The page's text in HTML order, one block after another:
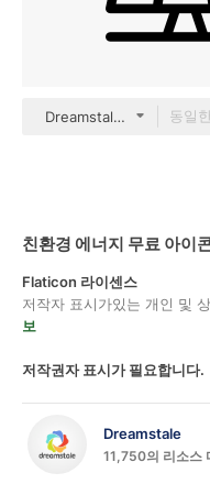
Dreamstale Lineal
친환경 에너지 무료 아이
Flaticon 라이센스
저작자 표시가있는 개인 및
보
저작권자 표시가 필요합니다.
Dreamstale
11,750의 리소스